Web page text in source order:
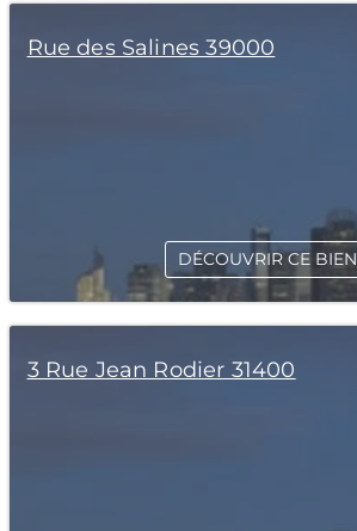
Rue des Salines 39000
DÉCOUVRIR CE BIEN
3 Rue Jean Rodier 31400